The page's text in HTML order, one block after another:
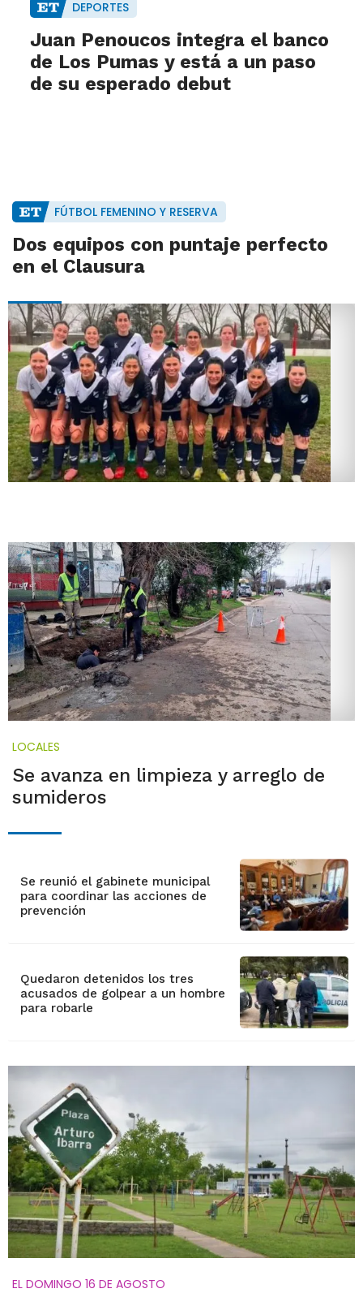
DEPORTES
Juan Penoucos integra el banco
de Los Pumas y está a un paso
de su esperado debut
FÚTBOL FEMENINO Y RESERVA
Dos equipos con puntaje perfecto
en el Clausura
LOCALES
Se avanza en limpieza y arreglo de
sumideros
Se reunió el gabinete municipal
para coordinar las acciones de
prevención
Quedaron detenidos los tres
acusados de golpear a un hombre
para robarle
EL DOMINGO 16 DE AGOSTO